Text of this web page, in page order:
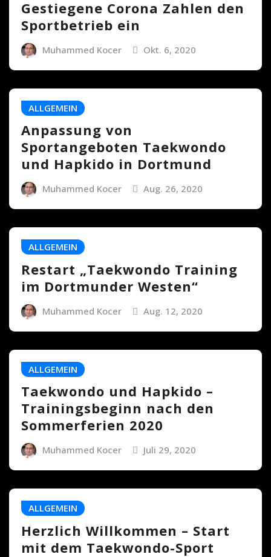
Gestiegene Corona Zahlen den
Sportbetrieb ein
Muhammed Kocer Okt. 6, 2020
ALLGEMEIN
Anpassung von
Sportangeboten Taekwondo
und Hapkido in Dortmund
Muhammed Kocer Aug. 26, 2020
ALLGEMEIN
Restart „Taekwondo Training
im Dortmunder Westen“
Muhammed Kocer Aug. 12, 2020
ALLGEMEIN
Taekwondo und Hapkido –
Trainingsbeginn nach den
Sommerferien 2020
Muhammed Kocer Juli 29, 2020
ALLGEMEIN
Herzlich Willkommen – Start
mit dem Taekwondo-Sport